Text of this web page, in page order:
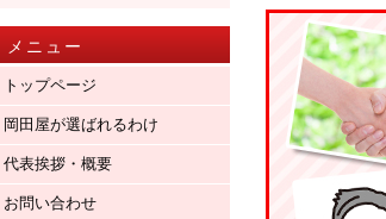
メニュー
トップページ
岡田屋が選ばれるわけ
代表挨拶・概要
お問い合わせ